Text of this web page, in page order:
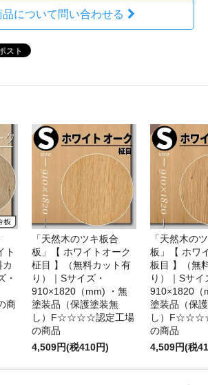
品について問い合わせる
ト
・
商
「天然木のツキ板合
板」【 ホワイトオーク
柾目 】（無料カット有
り）｜Sサイズ・
910×1820（mm) ・無
塗装品（保護塗装無
し）F☆☆☆☆認定工場
の商品
4,509円(税410円)
「天然木の
板」【 ホワ
板目 】（無
り）｜Sサイ
910×1820（
塗装品（保
し）
の商品
4,509円(税